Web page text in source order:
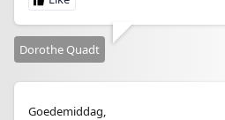
Dorothe Quadt
Goedemiddag,